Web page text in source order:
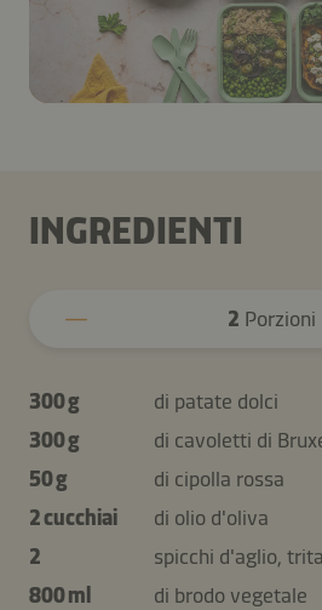
INGREDIENTI
2 Porzioni
300 g
di patate dolci
300 g
di cavoletti di
50 g
di cipolla rossa
2 cucchiai
di olio d'oliva
2
spicchi d'aglio,
800 ml
di brodo vegetale